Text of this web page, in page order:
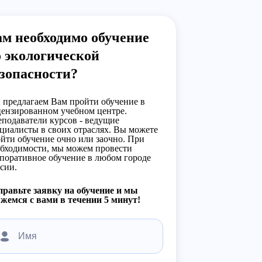
необходимо обучение
экологической
Вам пройти обучение в
учебном центре.
курсов - ведущие
в своих отраслях. Вы можете
обучение очно или заочно. При
мы можем провести
обучение в любом городе
заявку на обучение и мы
с вами в течении 5 минут!